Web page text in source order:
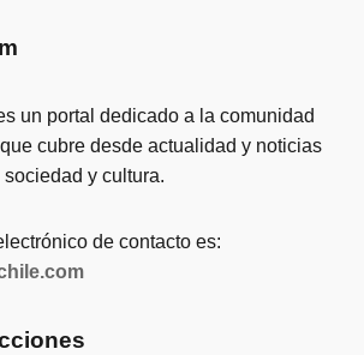
un portal dedicado a la comunidad
cubre desde actualidad y noticias
y cultura.
de contacto es: